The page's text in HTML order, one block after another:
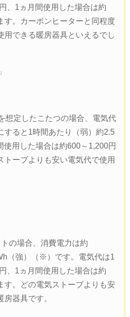
、1ヵ月間使用した場合は約
す。カーボンヒーターと同程度
用できる暖房器具といえるでし
想定したこたつの場合、電気代
すると1時間あたり（弱）約2.5
使用した場合は約600～1,200円
トーブよりも安い電気代で使用
の場合、消費電力は約
（強）（※）です。電気代は1
、1ヵ月間使用した場合は約
す。どの電気ストーブよりも安
器具です。